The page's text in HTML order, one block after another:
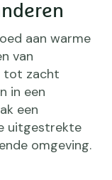
aan warme
van
tot zacht
in een
een
uitgestrekte
omgeving.